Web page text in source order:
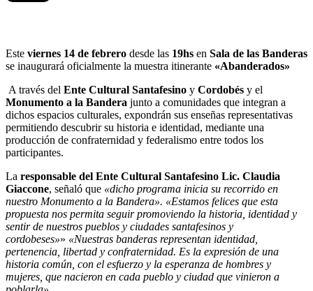
Este viernes 14 de febrero desde las 19hs en Sala de las Banderas
se inaugurará oficialmente la muestra itinerante «Abanderados»
A través del Ente Cultural Santafesino y Cordobés y el
Monumento a la Bandera junto a comunidades que integran a
dichos espacios culturales, expondrán sus enseñas representativas
permitiendo descubrir su historia e identidad, mediante una
producción de confraternidad y federalismo entre todos los
participantes.
La responsable del Ente Cultural Santafesino Lic. Claudia
Giaccone, señaló que «dicho programa inicia su recorrido en
nuestro Monumento a la Bandera». «Estamos felices que esta
propuesta nos permita seguir promoviendo la historia, identidad y
sentir de nuestros pueblos y ciudades santafesinos y
cordobeses»» «Nuestras banderas representan identidad,
pertenencia, libertad y confraternidad. Es la expresión de una
historia común, con el esfuerzo y la esperanza de hombres y
mujeres, que nacieron en cada pueblo y ciudad que vinieron a